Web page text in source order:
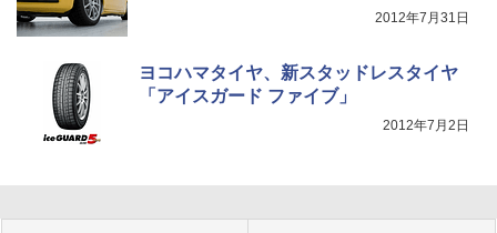
2012年7月31日
ヨコハマタイヤ、新スタッドレスタイヤ
「アイスガード ファイブ」
2012年7月2日